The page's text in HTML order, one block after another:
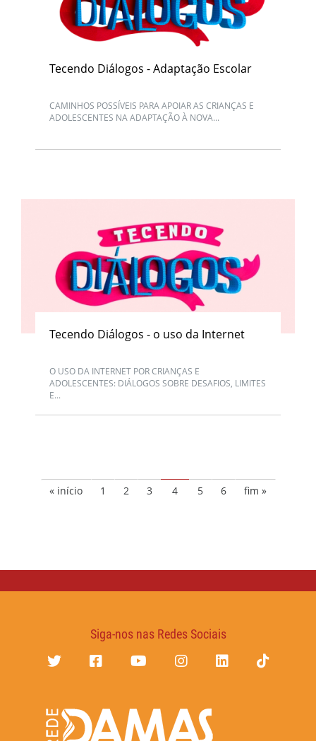
Tecendo Diálogos - Adaptação Escolar
CAMINHOS POSSÍVEIS PARA APOIAR AS CRIANÇAS E
ADOLESCENTES NA ADAPTAÇÃO À NOVA...
Tecendo Diálogos - o uso da Internet
O USO DA INTERNET POR CRIANÇAS E
ADOLESCENTES: DIÁLOGOS SOBRE DESAFIOS, LIMITES
E...
« início 1 2 3 4 5 6 fim »
Siga-nos nas Redes Sociais